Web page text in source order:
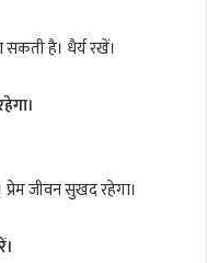
है। धैर्य रखें।
जीवन सुखद रहेगा।